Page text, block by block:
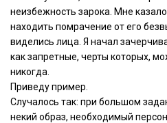
неизбежность зарока. Мне
находить помрачение от его
виделись лица. Я начал
как запретные, черты которых,
никогда.
Приведу пример.
Случалось так: при большом
некий образ, необходимый